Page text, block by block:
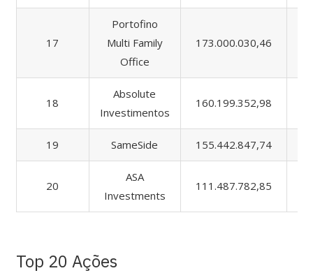
17
Portofino
Multi Family
Office
173.000.030,46
18
Absolute
Investimentos
160.199.352,98
19 SameSide 155.442.847,74
20
ASA
Investments
111.487.782,85
Top 20 Ações